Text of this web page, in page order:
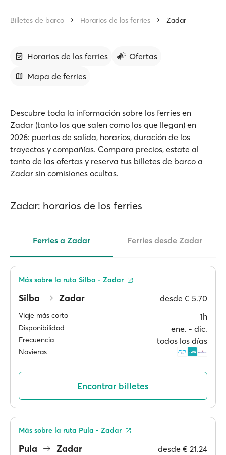
Billetes de barco Horarios de los ferries Zadar
Horarios de los ferries
Ofertas
Mapa de ferries
Descubre toda la información sobre los ferries en
Zadar (tanto los que salen como los que llegan) en
2026: puertos de salida, horarios, duración de los
trayectos y compañías. Compara precios, estate al
tanto de las ofertas y reserva tus billetes de barco a
Zadar sin comisiones ocultas.
Zadar: horarios de los ferries
Ferries a Zadar Ferries desde Zadar
Silba Zadar desde € 5.70
Viaje más corto 1h
Disponibilidad ene. ‐ dic.
Frecuencia todos los días
Navieras
Más sobre la ruta Silba - Zadar
Encontrar billetes
Pula Zadar desde € 21.24
Más sobre la ruta Pula - Zadar